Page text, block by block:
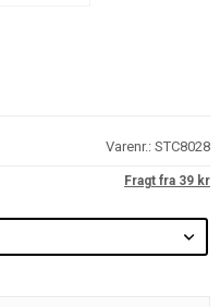
Varenr.:STC8028
Fragt fra 39 kr